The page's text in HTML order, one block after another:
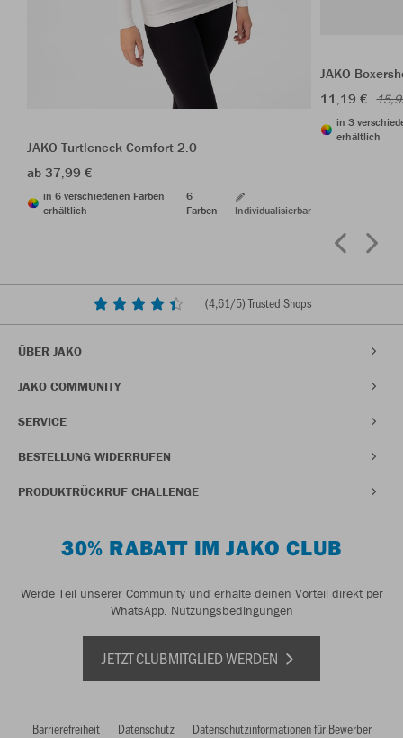
JAKO Turtleneck Comfort 2.0
ab 37,99 €
in 6 verschiedenen Farben
erhältlich
6
Farben
Individualisierbar
JAKO
11,19 €
in 3
erhältlich
(4,61/5) Trusted Shops
ÜBER JAKO
JAKO COMMUNITY
SERVICE
BESTELLUNG WIDERRUFEN
PRODUKTRÜCKRUF CHALLENGE
30% RABATT IM JAKO CLUB
Werde Teil unserer Community und erhalte deinen Vorteil direkt per
WhatsApp. Nutzungsbedingungen
JETZT CLUBMITGLIED WERDEN
Barrierefreiheit Datenschutz Datenschutzinformationen für Bewerber